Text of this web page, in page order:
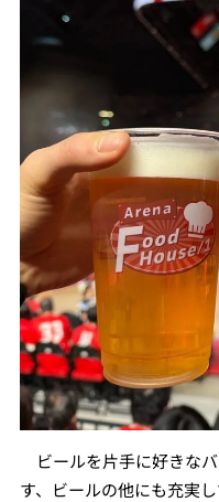
ビールを片手に好きな
す、ビールの他にも充実